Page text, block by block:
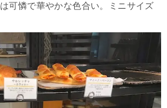
可憐で華やかな色合い。ミニサイズ